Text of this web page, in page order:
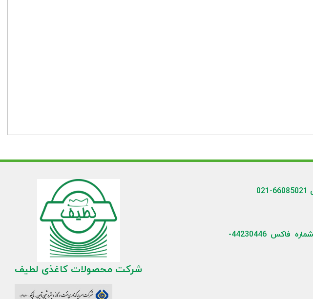
نشانی کارخانه: کیلومتر70اتوبان تهران-قزوین/شهرصنعتی هشتگرد-فازدوم-خیابان نسترن11 شماره فاکس 44230446-
شرکت محصولات کاغذی لطیف